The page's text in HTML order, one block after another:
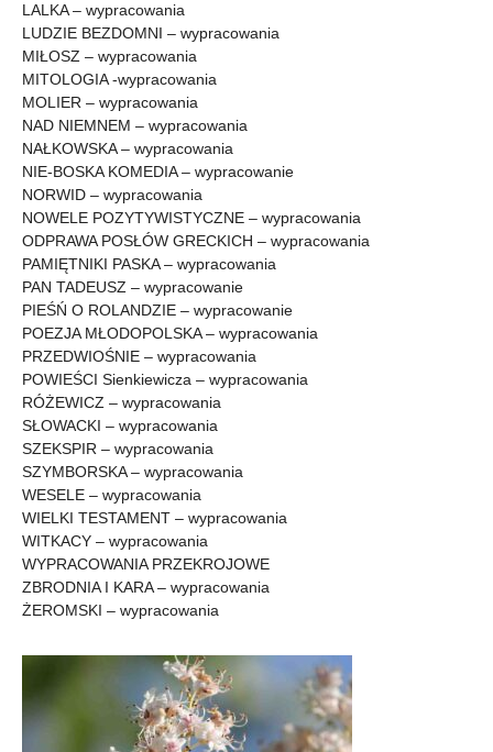
LALKA – wypracowania
LUDZIE BEZDOMNI – wypracowania
MIŁOSZ – wypracowania
MITOLOGIA -wypracowania
MOLIER – wypracowania
NAD NIEMNEM – wypracowania
NAŁKOWSKA – wypracowania
NIE-BOSKA KOMEDIA – wypracowanie
NORWID – wypracowania
NOWELE POZYTYWISTYCZNE – wypracowania
ODPRAWA POSŁÓW GRECKICH – wypracowania
PAMIĘTNIKI PASKA – wypracowania
PAN TADEUSZ – wypracowanie
PIEŚŃ O ROLANDZIE – wypracowanie
POEZJA MŁODOPOLSKA – wypracowania
PRZEDWIOŚNIE – wypracowania
POWIEŚCI Sienkiewicza – wypracowania
RÓŻEWICZ – wypracowania
SŁOWACKI – wypracowania
SZEKSPIR – wypracowania
SZYMBORSKA – wypracowania
WESELE – wypracowania
WIELKI TESTAMENT – wypracowania
WITKACY – wypracowania
WYPRACOWANIA PRZEKROJOWE
ZBRODNIA I KARA – wypracowania
ŻEROMSKI – wypracowania